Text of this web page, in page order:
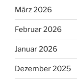
März 2026
Februar 2026
Januar 2026
Dezember 2025